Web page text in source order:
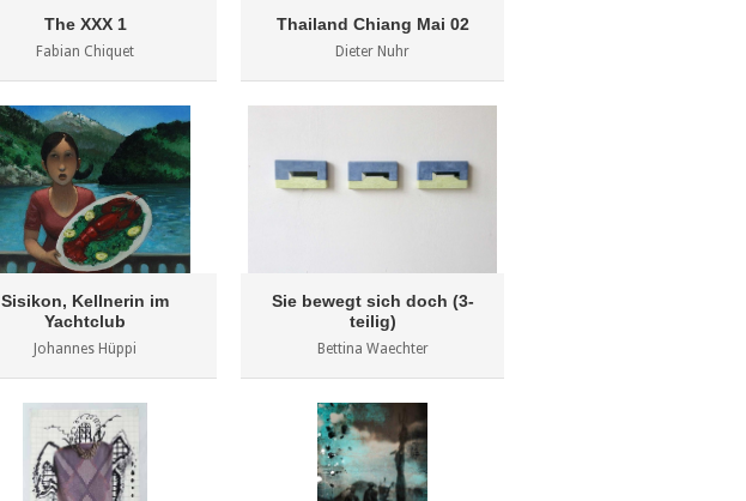
The XXX 1
Fabian Chiquet
Thailand Chiang Mai 02
Dieter Nuhr
Sisikon, Kellnerin im
Yachtclub
Johannes Hüppi
Sie bewegt sich doch (3-
teilig)
Bettina Waechter